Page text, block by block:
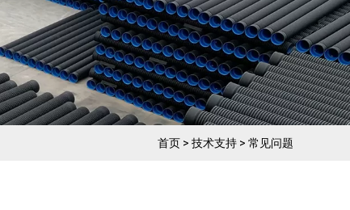
首页 > 技术支持 > 常见问题